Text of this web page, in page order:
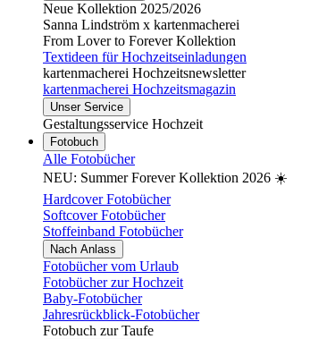
Neue Kollektion 2025/2026
Sanna Lindström x kartenmacherei
From Lover to Forever Kollektion
Textideen für Hochzeitseinladungen
kartenmacherei Hochzeitsnewsletter
kartenmacherei Hochzeitsmagazin
Unser Service
Gestaltungsservice Hochzeit
Fotobuch
Alle Fotobücher
NEU: Summer Forever Kollektion 2026 ☀️
Hardcover Fotobücher
Softcover Fotobücher
Stoffeinband Fotobücher
Nach Anlass
Fotobücher vom Urlaub
Fotobücher zur Hochzeit
Baby-Fotobücher
Jahresrückblick-Fotobücher
Fotobuch zur Taufe